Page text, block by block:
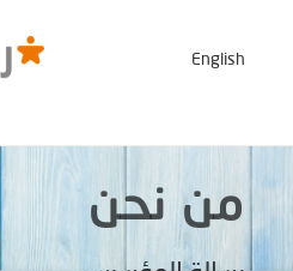
English
من نحن